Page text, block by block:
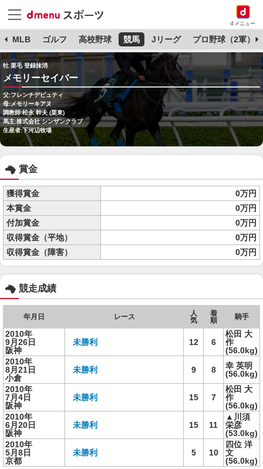
dメニュー
MLB ゴルフ 高校野球 競馬 Jリーグ プロ野球（2軍）
牡 栗毛 登録抹消
メモリーセイバー
父:フレンチデピュティ
母:メモリーキアヌ
調教師:松永 幹夫 (栗東)
馬主:株式会社 シンザンクラブ
生産者:下河辺牧場
賞金
獲得賞金
0万円
本賞金
0万円
付加賞金
0万円
収得賞金（平地）
0万円
収得賞金（障害）
0万円
競走成績
年月日 レース
人
気
着
順
騎手
2010年
9月26日
阪神
未勝利 12 6
松田 大
作
(56.0kg)
2010年
8月21日
小倉
未勝利 9 8
幸 英明
(56.0kg)
2010年
7月4日
阪神
未勝利 15 7
松田 大
作
(56.0kg)
2010年
6月20日
阪神
未勝利 15 11
▲川須
栄彦
(53.0kg)
2010年
5月8日
京都
未勝利 5 10
四位 洋
文
(56.0kg)